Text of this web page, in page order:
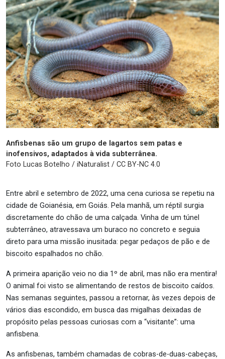
Anfisbenas são um grupo de lagartos sem patas e
inofensivos, adaptados à vida subterrânea.
Foto Lucas Botelho / iNaturalist / CC BY-NC 4.0
Entre abril e setembro de 2022, uma cena curiosa se repetiu na
cidade de Goianésia, em Goiás. Pela manhã, um réptil surgia
discretamente do chão de uma calçada. Vinha de um túnel
subterrâneo, atravessava um buraco no concreto e seguia
direto para uma missão inusitada: pegar pedaços de pão e de
biscoito espalhados no chão.
A primeira aparição veio no dia 1º de abril, mas não era mentira!
O animal foi visto se alimentando de restos de biscoito caídos.
Nas semanas seguintes, passou a retornar, às vezes depois de
vários dias escondido, em busca das migalhas deixadas de
propósito pelas pessoas curiosas com a “visitante”: uma
anfisbena.
As anfisbenas, também chamadas de cobras-de-duas-cabeças,